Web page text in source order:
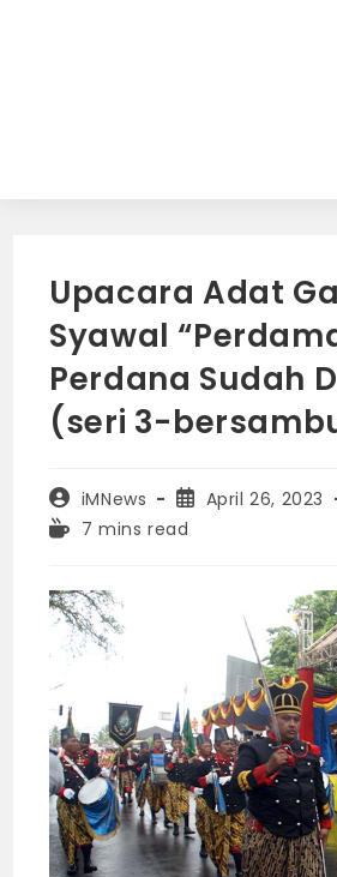
Upacara Adat
Syawal
Perdana Sudah
(seri 3-
Post
author:
iMNews
Post
published:
April 26, 2023
Reading7 mins read